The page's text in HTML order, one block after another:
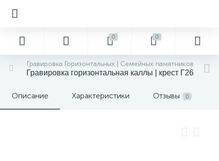
0 0
Гравировка Горизонтальных | Семейных памятников
Гравировка горизонтальная каллы | крест Г26
Описание Характеристики Отзывы 0